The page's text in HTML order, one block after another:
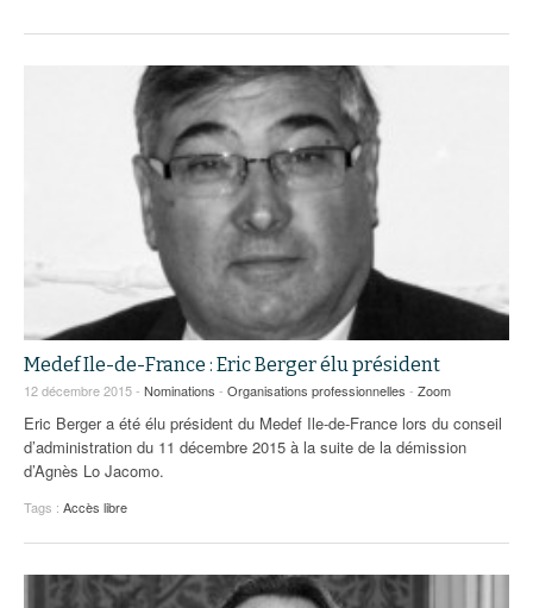
Medef Ile-de-France : Eric Berger élu président
12 décembre 2015 - Nominations - Organisations professionnelles - Zoom
Eric Berger a été élu président du Medef Ile-de-France lors du conseil
d’administration du 11 décembre 2015 à la suite de la démission
d’Agnès Lo Jacomo.
Tags : Accès libre